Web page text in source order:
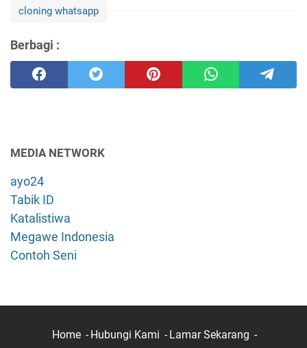
cloning whatsapp
Berbagi :
MEDIA NETWORK
ayo24
Tabik ID
Katalistiwa
Megawe Indonesia
Contoh Seni
Home Hubungi Kami Lamar Sekarang